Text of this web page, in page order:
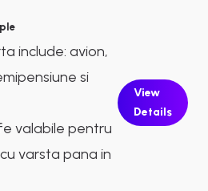
include: avion,
si
valabile pentru
varsta pana in
View
Details